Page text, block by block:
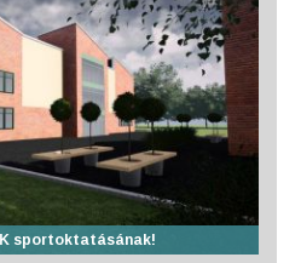
sportoktatásának!